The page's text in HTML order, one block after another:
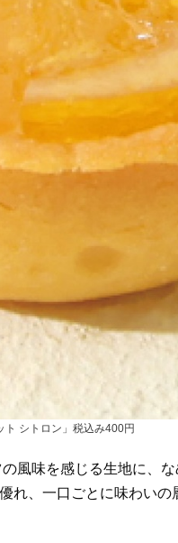
ト シトロン」税込み400円
風味を感じる生地に、
れ、一口ごとに味わいの